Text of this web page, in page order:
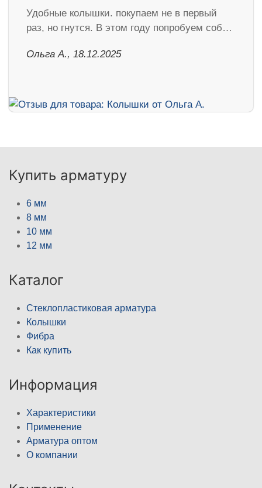
Удобные колышки. покупаем не в первый
раз, но гнутся. В этом году попробуем соб…
Ольга А., 18.12.2025
Купить арматуру
6 мм
8 мм
10 мм
12 мм
Каталог
Стеклопластиковая арматура
Колышки
Фибра
Как купить
Информация
Характеристики
Применение
Арматура оптом
О компании